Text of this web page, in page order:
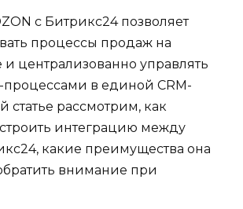
с Битрикс24 позволяет
процессы продаж на
и централизованно управлять
в единой CRM-
статье рассмотрим, как
интеграцию между
какие преимущества она
внимание при